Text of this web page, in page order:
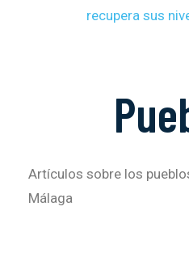
recupera sus
Artículos sobre los
Málaga